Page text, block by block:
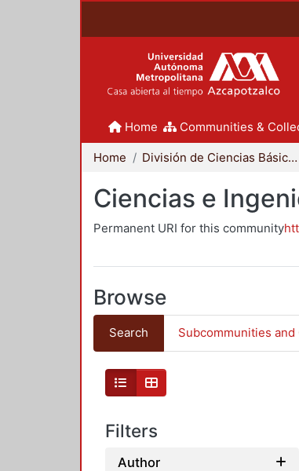
Home Communities &
Home División de Ciencias Básicas e Ingeniería
Ciencias e
Permanent URI for this community
Browse
Search Subcommunities
Filters
Author